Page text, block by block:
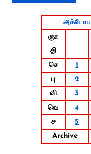
ஞா
தி
செ
1
பு
2
வி
3
வெ
4
ச
5
Archive